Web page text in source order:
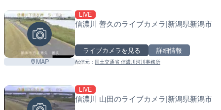
MAP
LIVE
信濃川 善久のライブカメラ|新潟県新潟市
ライブカメラを見る 詳細情報
配信元： 国土交通省 信濃川河川事務所
LIVE
信濃川 山田のライブカメラ|新潟県新潟市